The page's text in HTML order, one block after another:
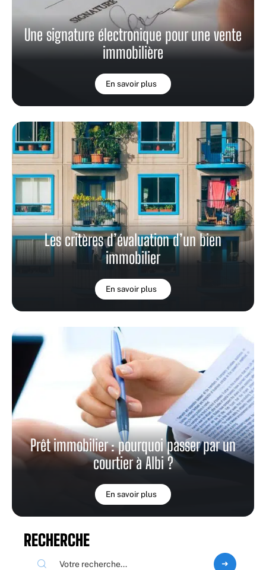
Une signature électronique pour une vente
immobilière
En savoir plus
Les critères d’évaluation d’un bien
immobilier
En savoir plus
Prêt immobilier : pourquoi passer par un
courtier à Albi ?
En savoir plus
RECHERCHE